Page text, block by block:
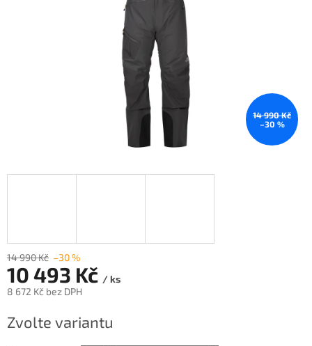
14 990 Kč
–30 %
14 990 Kč –30 %
10 493 Kč / ks
8 672 Kč bez DPH
cena:
Zvolte variantu